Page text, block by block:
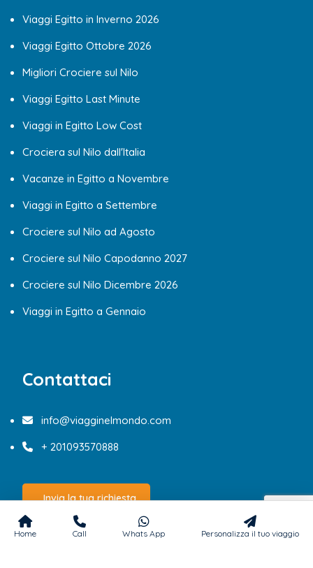
Viaggi Egitto in Inverno 2026
Viaggi Egitto Ottobre 2026
Migliori Crociere sul Nilo
Viaggi Egitto Last Minute
Viaggi in Egitto Low Cost
Crociera sul Nilo dall'Italia
Vacanze in Egitto a Novembre
Viaggi in Egitto a Settembre
Crociere sul Nilo ad Agosto
Crociere sul Nilo Capodanno 2027
Crociere sul Nilo Dicembre 2026
Viaggi in Egitto a Gennaio
Contattaci
info@viagginelmondo.com
+ 201093570888
Invia la tua richiesta
Home Call Whats App Personalizza il tuo viaggio